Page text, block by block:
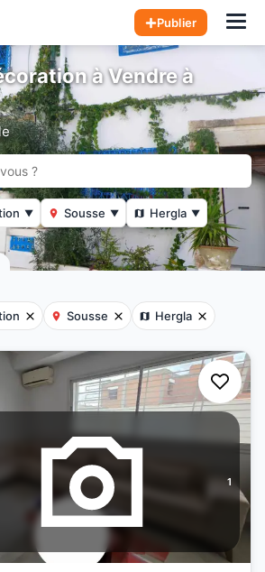
Publier
à Vendre à
▼ Sousse ▼ Hergla ▼
Sousse Hergla
1